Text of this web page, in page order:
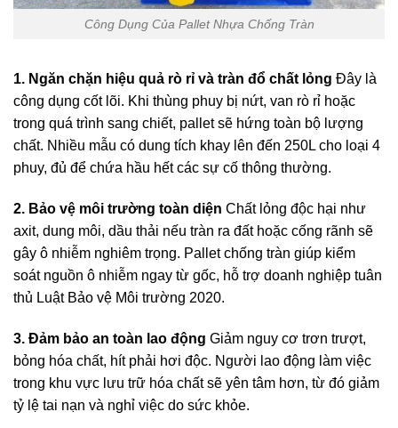
Công Dụng Của Pallet Nhựa Chống Tràn
1. Ngăn chặn hiệu quả rò rỉ và tràn đổ chất lỏng Đây là
công dụng cốt lõi. Khi thùng phuy bị nứt, van rò rỉ hoặc
trong quá trình sang chiết, pallet sẽ hứng toàn bộ lượng
chất. Nhiều mẫu có dung tích khay lên đến 250L cho loại 4
phuy, đủ để chứa hầu hết các sự cố thông thường.
2. Bảo vệ môi trường toàn diện Chất lỏng độc hại như
axit, dung môi, dầu thải nếu tràn ra đất hoặc cống rãnh sẽ
gây ô nhiễm nghiêm trọng. Pallet chống tràn giúp kiểm
soát nguồn ô nhiễm ngay từ gốc, hỗ trợ doanh nghiệp tuân
thủ Luật Bảo vệ Môi trường 2020.
3. Đảm bảo an toàn lao động Giảm nguy cơ trơn trượt,
bỏng hóa chất, hít phải hơi độc. Người lao động làm việc
trong khu vực lưu trữ hóa chất sẽ yên tâm hơn, từ đó giảm
tỷ lệ tai nạn và nghỉ việc do sức khỏe.